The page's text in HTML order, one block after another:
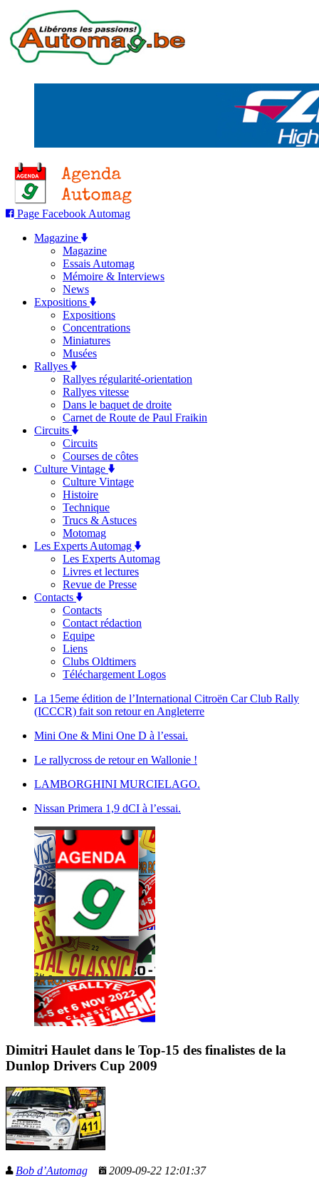
Page Facebook Automag
Magazine
Magazine
Essais Automag
Mémoire & Interviews
News
Expositions
Expositions
Concentrations
Miniatures
Musées
Rallyes
Rallyes régularité-orientation
Rallyes vitesse
Dans le baquet de droite
Carnet de Route de Paul Fraikin
Circuits
Circuits
Courses de côtes
Culture Vintage
Culture Vintage
Histoire
Technique
Trucs & Astuces
Motomag
Les Experts Automag
Les Experts Automag
Livres et lectures
Revue de Presse
Contacts
Contacts
Contact rédaction
Equipe
Liens
Clubs Oldtimers
Téléchargement Logos
La 15eme édition de l’International Citroën Car Club Rally
(ICCCR) fait son retour en Angleterre
Mini One & Mini One D à l’essai.
Le rallycross de retour en Wallonie !
LAMBORGHINI MURCIELAGO.
Nissan Primera 1,9 dCI à l’essai.
Dimitri Haulet dans le Top-15 des finalistes de la
Dunlop Drivers Cup 2009
Bob d’Automag
2009-09-22 12:01:37